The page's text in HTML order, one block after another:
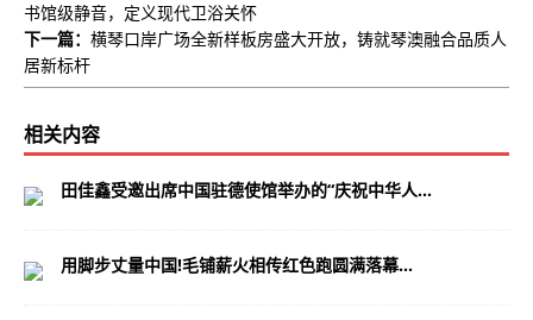
书馆级静音，定义现代卫浴关怀
下一篇： 横琴口岸广场全新样板房盛大开放，铸就琴澳融合品质人
居新标杆
相关内容
田佳鑫受邀出席中国驻德使馆举办的“庆祝中华人...
用脚步丈量中国!毛铺薪火相传红色跑圆满落幕...